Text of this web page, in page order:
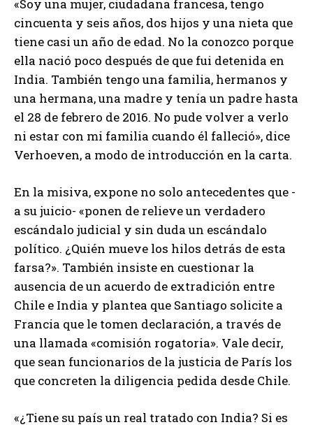
«Soy una mujer, ciudadana francesa, tengo
cincuenta y seis años, dos hijos y una nieta que
tiene casi un año de edad. No la conozco porque
ella nació poco después de que fui detenida en
India. También tengo una familia, hermanos y
una hermana, una madre y tenía un padre hasta
el 28 de febrero de 2016. No pude volver a verlo
ni estar con mi familia cuando él falleció», dice
Verhoeven, a modo de introducción en la carta.
En la misiva, expone no solo antecedentes que -
a su juicio- «ponen de relieve un verdadero
escándalo judicial y sin duda un escándalo
político. ¿Quién mueve los hilos detrás de esta
farsa?». También insiste en cuestionar la
ausencia de un acuerdo de extradición entre
Chile e India y plantea que Santiago solicite a
Francia que le tomen declaración, a través de
una llamada «comisión rogatoria». Vale decir,
que sean funcionarios de la justicia de París los
que concreten la diligencia pedida desde Chile.
«¿Tiene su país un real tratado con India? Si es